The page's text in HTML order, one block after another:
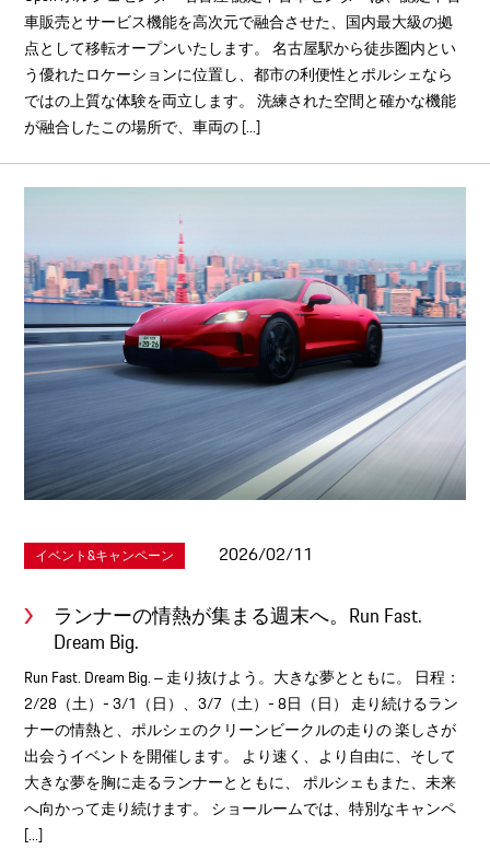
車販売とサービス機能を高次元で融合させた、国内最大級の拠
点として移転オープンいたします。 名古屋駅から徒歩圏内とい
う優れたロケーションに位置し、都市の利便性とポルシェなら
ではの上質な体験を両立します。 洗練された空間と確かな機能
が融合したこの場所で、車両の [...]
イベント&キャンペーン 2026/02/11
ランナーの情熱が集まる週末へ。Run Fast.
Dream Big.
Run Fast. Dream Big. ‒ 走り抜けよう。大きな夢とともに。 日程：
2/28（土）- 3/1（日）、3/7（土）- 8日（日） 走り続けるラン
ナーの情熱と、ポルシェのクリーンビークルの走りの 楽しさが
出会うイベントを開催します。 より速く、より自由に、そして
大きな夢を胸に走るランナーとともに、 ポルシェもまた、未来
へ向かって走り続けます。 ショールームでは、特別なキャンペ
[...]